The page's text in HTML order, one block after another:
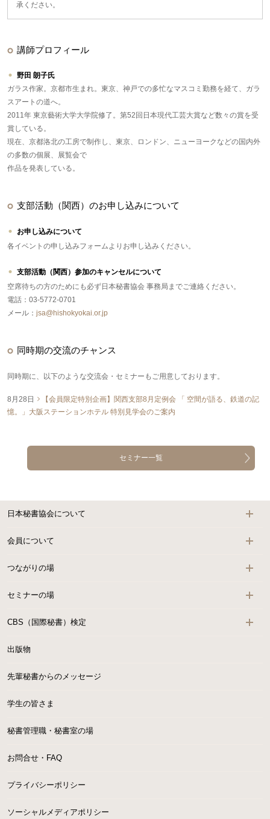
承ください。
講師プロフィール
野田 朗子氏
ガラス作家。京都市生まれ。東京、神戸での多忙なマスコミ勤務を経て、ガラ
スアートの道へ。
2011年 東京藝術大学大学院修了。第52回日本現代工芸大賞など数々の賞を受
賞している。
現在、京都洛北の工房で制作し、東京、ロンドン、ニューヨークなどの国内外
の多数の個展、展覧会で
作品を発表している。
支部活動（関西）のお申し込みについて
お申し込みについて
各イベントの申し込みフォームよりお申し込みください。
支部活動（関西）参加のキャンセルについて
空席待ちの方のためにも必ず日本秘書協会 事務局までご連絡ください。
電話：03-5772-0701
メール： jsa@hishokyokai.or.jp
同時期の交流のチャンス
同時期に、以下のような交流会・セミナーもご用意しております。
8月28日
【会員限定特別企画】関西支部8月定例会 「 空間が語る、鉄道の記
憶。」大阪ステーションホテル 特別見学会のご案内
セミナー一覧
日本秘書協会について
会員について
つながりの場
セミナーの場
CBS（国際秘書）検定
出版物
先輩秘書からのメッセージ
学生の皆さま
秘書管理職・秘書室の場
お問合せ・FAQ
プライバシーポリシー
ソーシャルメディアポリシー